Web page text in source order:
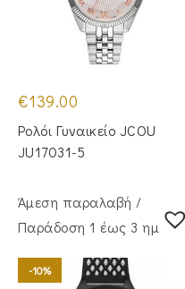
€139.00
Ρολόι Γυναικείο JCOU
JU17031-5
Άμεση παραλαβή /
Παράδoση 1 έως 3 ημέρες
-10%